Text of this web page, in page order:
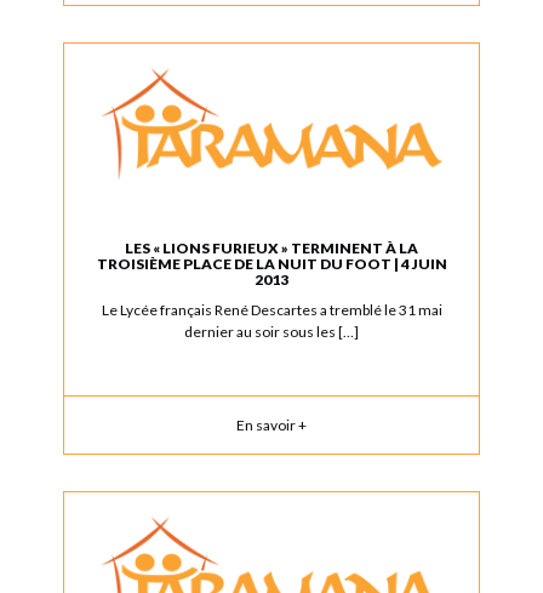
LES « LIONS FURIEUX » TERMINENT À LA
TROISIÈME PLACE DE LA NUIT DU FOOT | 4 JUIN
2013
Le Lycée français René Descartes a tremblé le 31 mai
dernier au soir sous les […]
En savoir +